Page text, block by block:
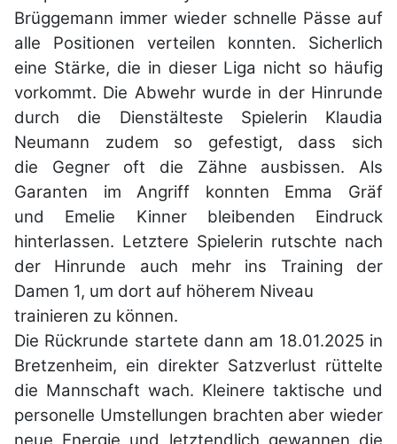
Brüggemann immer wieder schnelle Pässe auf
alle Positionen verteilen konnten. Sicherlich
eine Stärke, die in dieser Liga nicht so häufig
vorkommt. Die Abwehr wurde in der Hinrunde
durch die Dienstälteste Spielerin Klaudia
Neumann zudem so gefestigt, dass sich
die Gegner oft die Zähne ausbissen. Als
Garanten im Angriff konnten Emma Gräf
und Emelie Kinner bleibenden Eindruck
hinterlassen. Letztere Spielerin rutschte nach
der Hinrunde auch mehr ins Training der
Damen 1, um dort auf höherem Niveau
trainieren zu können.
Die Rückrunde startete dann am 18.01.2025 in
Bretzenheim, ein direkter Satzverlust rüttelte
die Mannschaft wach. Kleinere taktische und
personelle Umstellungen brachten aber wieder
neue Energie und letztendlich gewannen die